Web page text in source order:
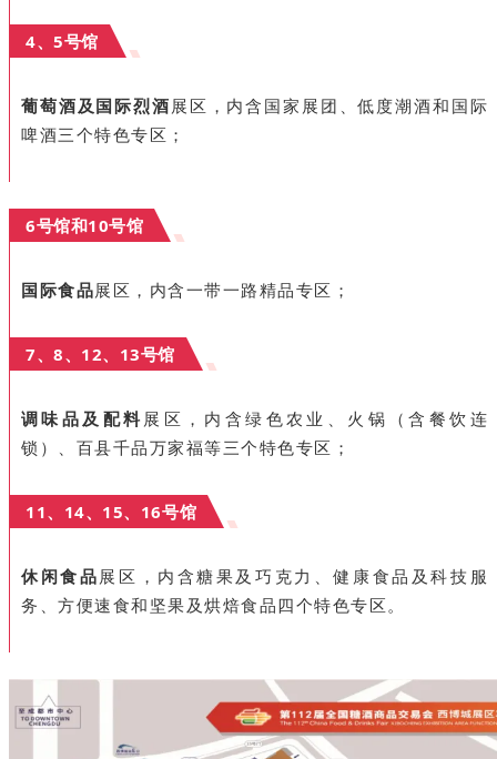
4、5号馆
葡萄酒及国际烈酒展区，内含国家展团、低度潮酒和国际
啤酒三个特色专区；
6号馆和10号馆
国际食品展区，内含一带一路精品专区；
7、8、12、13号馆
调味品及配料 展区，内含绿色农业、火锅（含餐饮连
锁）、百县千品万家福等三个特色专区；
11、14、15、16号馆
休闲食品展区，内含糖果及巧克力、健康食品及科技服
务、方便速食和坚果及烘焙食品四个特色专区。